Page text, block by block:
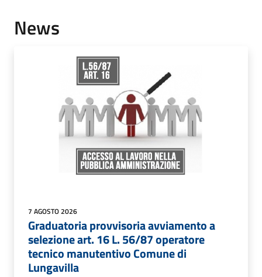
News
7 AGOSTO 2026
Graduatoria provvisoria avviamento a
selezione art. 16 L. 56/87 operatore
tecnico manutentivo Comune di
Lungavilla